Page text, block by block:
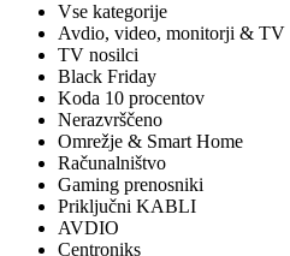
Vse kategorije
Avdio, video, monitorji & TV
TV nosilci
Black Friday
Koda 10 procentov
Nerazvrščeno
Omrežje & Smart Home
Računalništvo
Gaming prenosniki
Priključni KABLI
AVDIO
Centroniks